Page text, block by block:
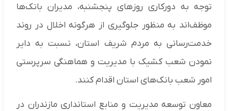
توجه به دورکاری روزهای پنجشنبه، مدیران بانک‌ها
موظف‌اند به منظور جلوگیری از هرگونه اخلال در روند
خدمت‌رسانی به مردم شریف استان، نسبت به دایر
نمودن شعب کشیک با مدیریت و هماهنگی سرپرستی
امور شعب بانک‌های استان اقدام کنند.
معاون توسعه مدیریت و منابع استانداری مازندران در